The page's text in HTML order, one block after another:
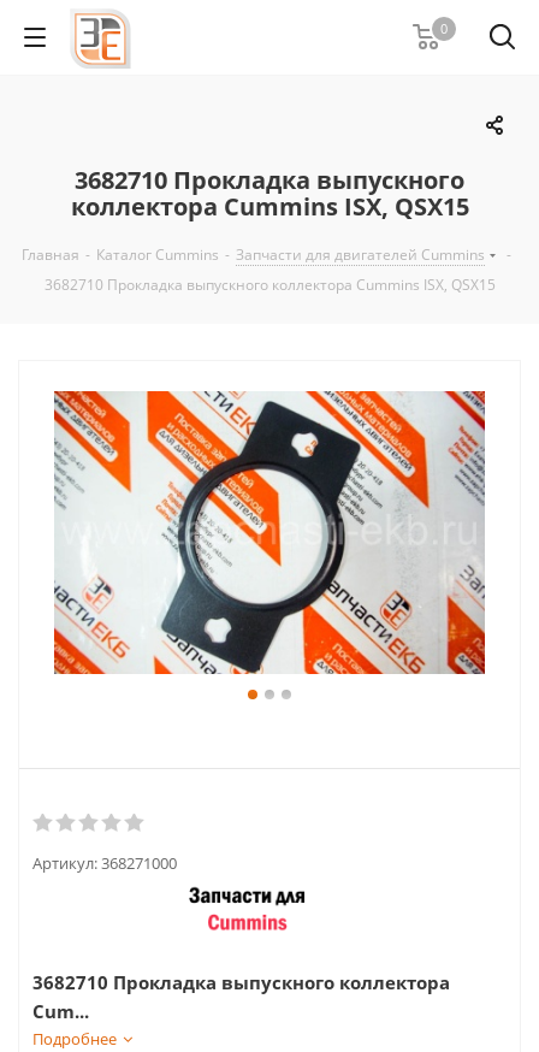
0
3682710 Прокладка выпускного
коллектора Cummins ISX, QSX15
Главная - Каталог Cummins - Запчасти для двигателей Cummins
-
3682710 Прокладка выпускного коллектора Cummins ISX, QSX15
Артикул:368271000
3682710 Прокладка выпускного коллектора
Cum...
Подробнее